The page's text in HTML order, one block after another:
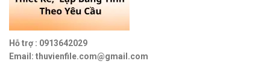
Hỗ trợ : 0913642029
Email: thuvienfile.com@gmail.com